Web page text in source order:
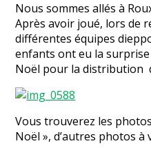
Nous sommes allés à
Après avoir joué, lors de
différentes équipes
enfants ont eu la surprise
Noël pour la distribution
Vous trouverez les
Noël », d’autres photos à